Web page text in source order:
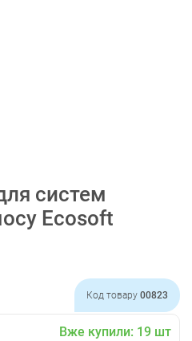
систем
Ecosoft
Код товару 00823
Вже купили: 19 шт